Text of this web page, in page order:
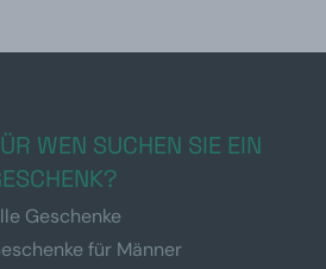
WEN SUCHEN SIE EIN
Geschenke
für Männer